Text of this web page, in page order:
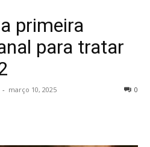
primeira
para tratar
- março 10, 2025 0